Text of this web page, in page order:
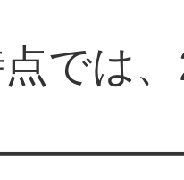
では